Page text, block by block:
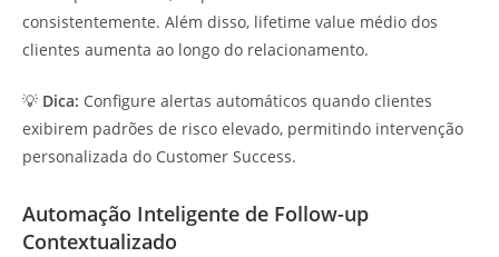
consistentemente. Além disso, lifetime value médio dos
clientes aumenta ao longo do relacionamento.
💡 Dica: Configure alertas automáticos quando clientes
exibirem padrões de risco elevado, permitindo intervenção
personalizada do Customer Success.
Automação Inteligente de Follow-up
Contextualizado